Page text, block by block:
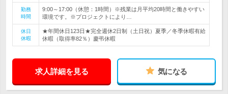
勤務
時間
9:00～17:00（休憩：1時間）※残業は月平均20時間と働きやすい
環境です。※プロジェクトにより…
休日
休暇
★年間休日123日★完全週休2日制（土日祝）夏季／冬季休暇有給
休暇（取得率82％）慶弔休暇
求人詳細を見る 気になる